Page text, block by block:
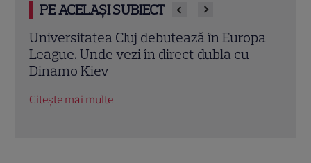
PE ACELAȘI SUBIECT
Cine transmite România – Țara Galilor și
la ce oră începe meciul